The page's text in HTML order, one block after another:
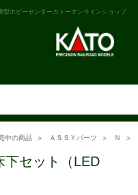
型ホビーセンターカトーオンラインショップ
中の商品 ＡＳＳＹパーツ Ｎ
下セット（LED